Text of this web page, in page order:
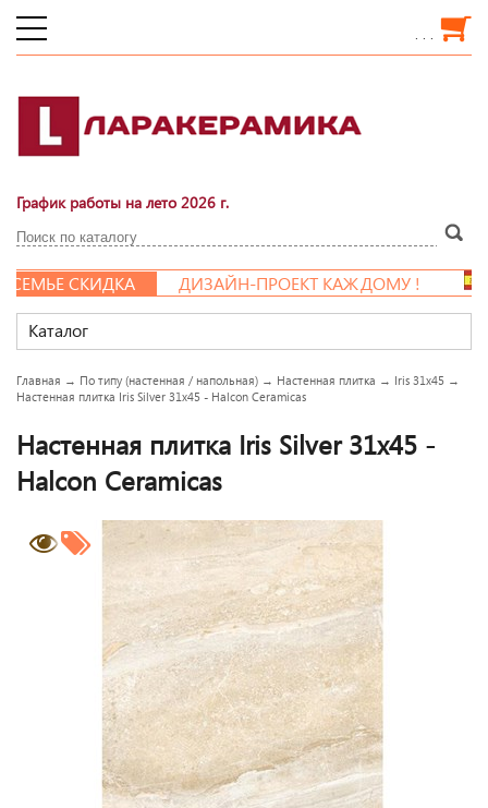
. . .
График работы на лето 2026 г.
СКИДКА
ДИЗАЙН-ПРОЕКТ КАЖДОМУ !
Каталог
Главная → По типу (настенная / напольная) → Настенная плитка → Iris 31x45 →
Настенная плитка Iris Silver 31x45 - Halcon Ceramicas
Настенная плитка Iris Silver 31x45 -
Halcon Ceramicas